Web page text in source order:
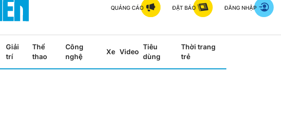
QUẢNG CÁO ĐẶT BÁO ĐĂNG NHẬP
Giải
trí
Thể
thao
Công
nghệ
Xe Video
Tiêu
dùng
Thời trang
trẻ